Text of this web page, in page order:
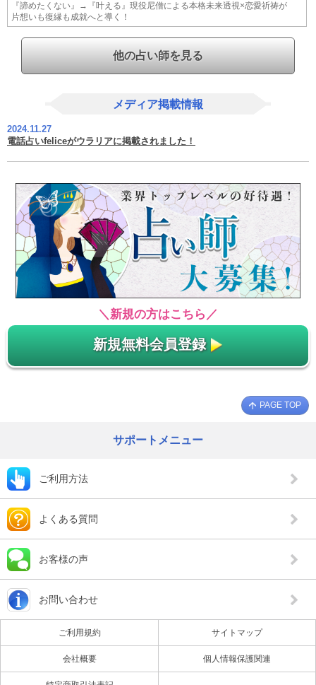
『諦めたくない』→『叶える』現役尼僧による本格未来透視×恋愛祈祷が
片想いも復縁も成就へと導く！
他の占い師を見る
メディア掲載情報
2024.11.27
電話占いfeliceがウラリアに掲載されました！
＼新規の方はこちら／
新規無料会員登録
PAGE TOP
サポートメニュー
ご利用方法
よくある質問
お客様の声
お問い合わせ
ご利用規約 サイトマップ
会社概要 個人情報保護関連